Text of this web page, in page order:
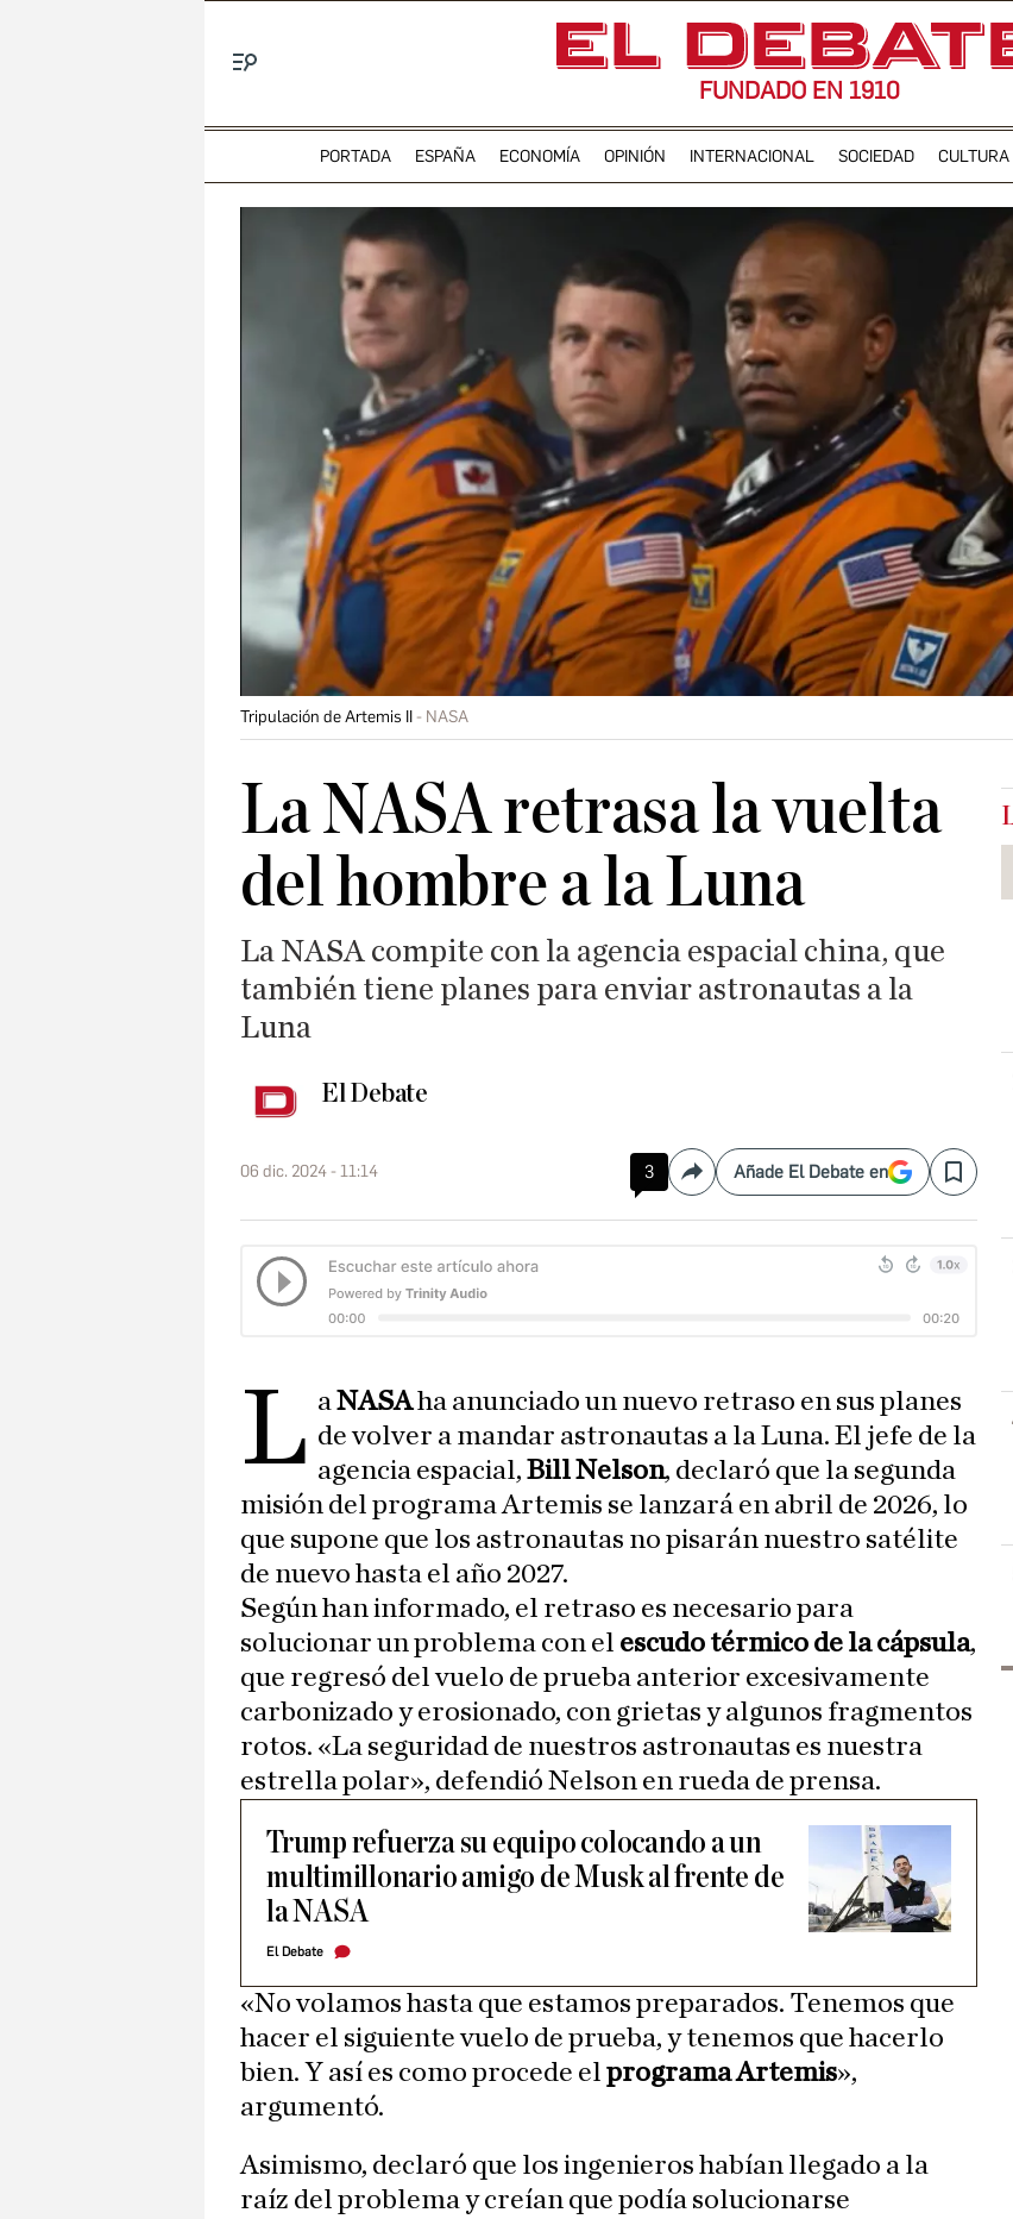
FUNDADO EN 1910
PORTADA ESPAÑA ECONOMÍA OPINIÓN INTERNACIONAL SOCIEDAD CULTURA
Tripulación de Artemis II NASA
La NASA retrasa la vuelta
del hombre a la Luna
La NASA compite con la agencia espacial china, que
también tiene planes para enviar astronautas a la
Luna
El Debate
06 dic. 2024 - 11:14 3 CompartirAñade El Debate en Save
L aNASAha anunciado un nuevo retraso en sus planes
de volver a mandar astronautas a la Luna. El jefe de la
agencia espacial,Bill Nelson, declaró que la segunda
misión del programa Artemis se lanzará en abril de 2026, lo
que supone que los astronautas no pisarán nuestro satélite
de nuevo hasta el año 2027.
Según han informado, el retraso es necesario para
solucionar un problema con el escudo térmico de la cápsula,
que regresó del vuelo de prueba anterior excesivamente
carbonizado y erosionado, con grietas y algunos fragmentos
rotos. «La seguridad de nuestros astronautas es nuestra
estrella polar», defendió Nelson en rueda de prensa.
Trump refuerza su equipo colocando a un
multimillonario amigo de Musk al frente de
la NASA
El Debate
«No volamos hasta que estamos preparados. Tenemos que
hacer el siguiente vuelo de prueba, y tenemos que hacerlo
bien. Y así es como procede el programa Artemis»,
argumentó.
Asimismo, declaró que los ingenieros habían llegado a la
raíz del problema y creían que podía solucionarse